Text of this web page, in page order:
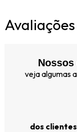
veja algumas
dos